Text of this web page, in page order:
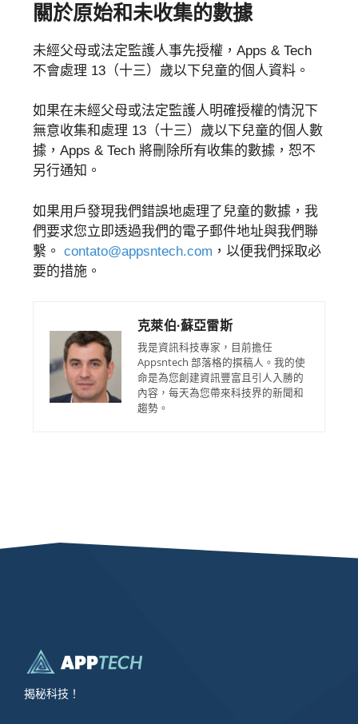
關於原始和未收集的數據
未經父母或法定監護人事先授權，Apps & Tech
不會處理 13（十三）歲以下兒童的個人資料。
如果在未經父母或法定監護人明確授權的情況下
無意收集和處理 13（十三）歲以下兒童的個人數
據，Apps & Tech 將刪除所有收集的數據，恕不
另行通知。
如果用戶發現我們錯誤地處理了兒童的數據，我
們要求您立即透過我們的電子郵件地址與我們聯
繫。contato@appsntech.com ，以便我們採取必
要的措施。
克萊伯·蘇亞雷斯
我是資訊科技專家，目前擔任
Appsntech 部落格的撰稿人。我的使
命是為您創建資訊豐富且引人入勝的
內容，每天為您帶來科技界的新聞和
趨勢。
揭秘科技！